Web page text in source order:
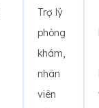
Trợ lý
phòng
khám,
nhân
viên